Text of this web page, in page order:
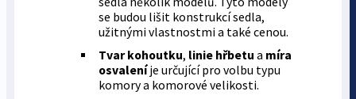
se budou lišit konstrukcí sedla,
užitnými vlastnostmi a také cenou.
Tvar kohoutku, linie hřbetu a míra
osvaleníje určující pro volbu typu
komory a komorové velikosti.